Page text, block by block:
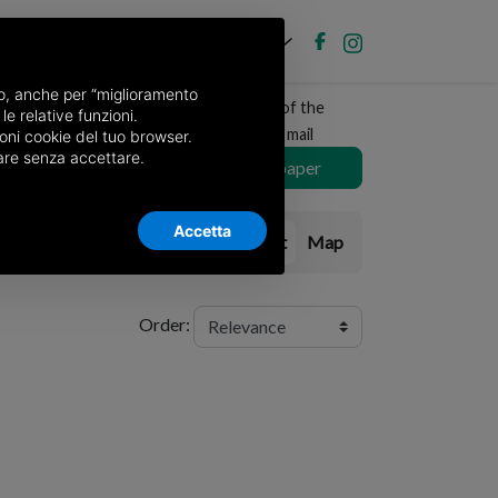
Receive a copy of the
newspaper by mail
Choose newspaper
List Map
Order:
anche per “miglioramento
relative funzioni.
cookie del tuo browser.
senza accettare.
Accetta